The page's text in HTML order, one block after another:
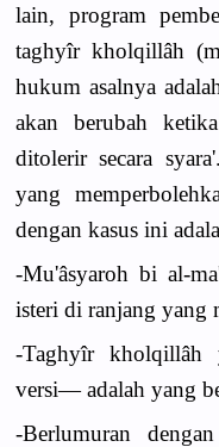
lain, program
taghyîr kholqillâh
hukum asalnya
akan berubah
ditolerir secara
yang
dengan kasus ini
-Mu'âsyaroh bi al-
isteri di ranjang yang
-Taghyîr kholqillâh
versi— adalah yang
-Berlumuran